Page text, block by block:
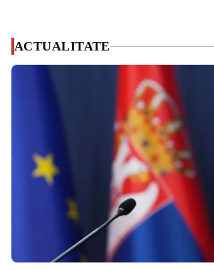
ACTUALITATE